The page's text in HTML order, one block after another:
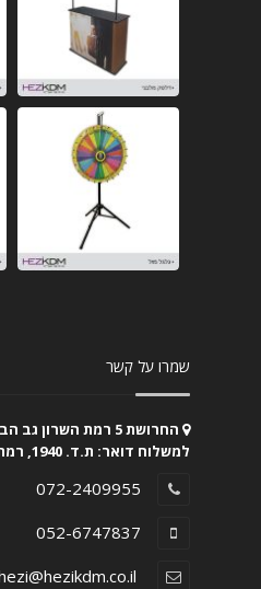
שמרו על קשר
החרושת 5 רמת השרון גב הבנין
למשלוח דואר: ת.ד. 1940, רמת השרון מיקוד 47119
072-2409955
052-6747837